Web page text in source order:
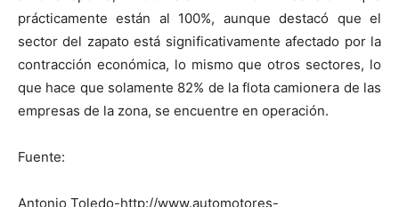
prácticamente están al 100%, aunque destacó que el
sector del zapato está significativamente afectado por la
contracción económica, lo mismo que otros sectores, lo
que hace que solamente 82% de la flota camionera de las
empresas de la zona, se encuentre en operación.
Fuente:
Antonio Toledo-http://www.automotores-